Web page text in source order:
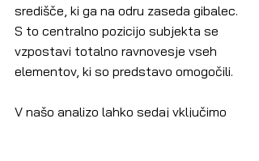
središče, ki ga na odru zaseda gibalec.
S to centralno pozicijo subjekta se
vzpostavi totalno ravnovesje vseh
elementov, ki so predstavo omogočili.
V našo analizo lahko sedaj vključimo